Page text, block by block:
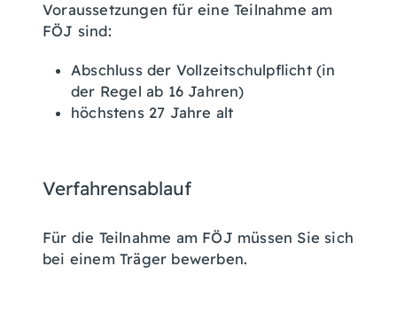
Voraussetzungen für eine Teilnahme am
FÖJ sind:
Abschluss der Vollzeitschulpflicht (in
der Regel ab 16 Jahren)
höchstens 27 Jahre alt
Verfahrensablauf
Für die Teilnahme am FÖJ müssen Sie sich
bei einem Träger bewerben.